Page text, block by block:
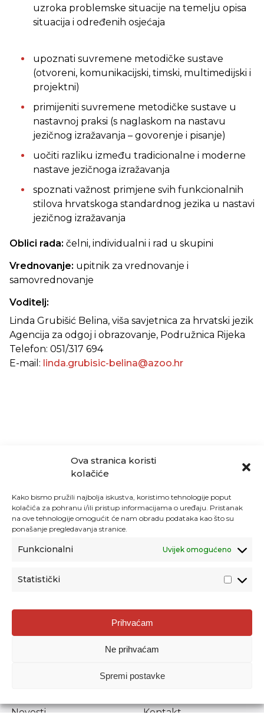
Ova stranica koristi
kolačiće
Kako bismo pružili najbolja iskustva, koristimo tehnologije poput
kolačića za pohranu i/ili pristup informacijama o uređaju. Pristanak
na ove tehnologije omogućit će nam obradu podataka kao što su
ponašanje pregledavanja stranice.
Funkcionalni Uvijek omogućeno
Statistički
Prihvaćam
Ne prihvaćam
Spremi postavke
uzroka problemske situacije na temelju opisa
situacija i određenih osjećaja
upoznati suvremene metodičke sustave
(otvoreni, komunikacijski, timski, multimedijski i
projektni)
primijeniti suvremene metodičke sustave u
nastavnoj praksi (s naglaskom na nastavu
jezičnog izražavanja – govorenje i pisanje)
uočiti razliku između tradicionalne i moderne
nastave jezičnoga izražavanja
spoznati važnost primjene svih funkcionalnih
stilova hrvatskoga standardnog jezika u nastavi
jezičnog izražavanja
Oblici rada: čelni, individualni i rad u skupini
Vrednovanje: upitnik za vrednovanje i
samovrednovanje
Voditelj:
Linda Grubišić Belina, viša savjetnica za hrvatski jezik
Agencija za odgoj i obrazovanje, Podružnica Rijeka
Telefon: 051/317 694
E-mail: linda.grubisic-belina@azoo.hr
Agencija za odgoj i obrazovanje
Donje Svetice 38, 10000 Zagreb
1778129
Prenošenje sadržaja dopušteno je uz navođenje izvora.
Novosti
Kontakt